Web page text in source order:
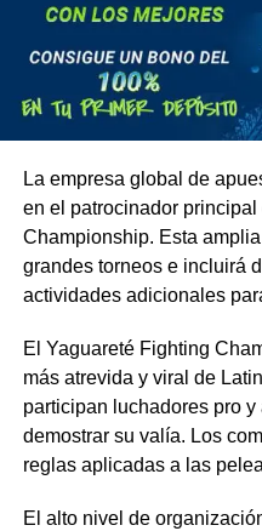
La empresa global de
en el patrocinador
Championship. Esta
grandes torneos e incluirá
actividades adicionales
El Yaguareté Fighting
más atrevida y viral de
participan luchadores pro
demostrar su valía. Los
reglas aplicadas a las
El alto nivel de